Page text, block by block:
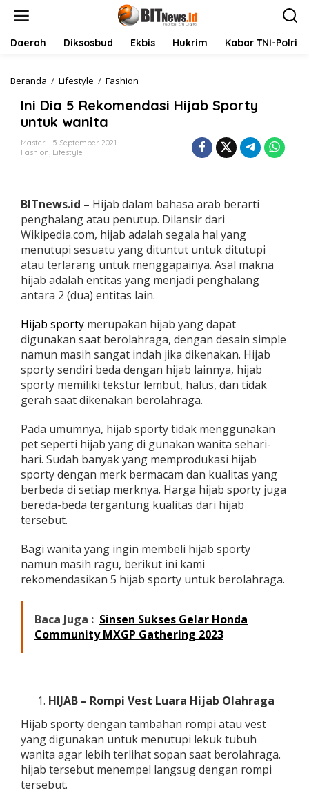
Daerah Diksosbud Ekbis Hukrim Kabar TNI-Polri
Beranda / Lifestyle / Fashion
i
o
m
e
n
d
a
s
i
j
a
b
S
p
r
y
u
t
u
k
w
a
a
Ini Dia 5 Rekomendasi Hijab Sporty
untuk wanita
Master
5 September 2021
Fashion, Lifestyle
BITnews.id – Hijab dalam bahasa arab berarti
penghalang atau penutup. Dilansir dari
Wikipedia.com, hijab adalah segala hal yang
menutupi sesuatu yang dituntut untuk ditutupi
atau terlarang untuk menggapainya. Asal makna
hijab adalah entitas yang menjadi penghalang
antara 2 (dua) entitas lain.
Hijab sporty merupakan hijab yang dapat
digunakan saat berolahraga, dengan desain simple
namun masih sangat indah jika dikenakan. Hijab
sporty sendiri beda dengan hijab lainnya, hijab
sporty memiliki tekstur lembut, halus, dan tidak
gerah saat dikenakan berolahraga.
Pada umumnya, hijab sporty tidak menggunakan
pet seperti hijab yang di gunakan wanita sehari-
hari. Sudah banyak yang memprodukasi hijab
sporty dengan merk bermacam dan kualitas yang
berbeda di setiap merknya. Harga hijab sporty juga
bereda-beda tergantung kualitas dari hijab
tersebut.
Bagi wanita yang ingin membeli hijab sporty
namun masih ragu, berikut ini kami
rekomendasikan 5 hijab sporty untuk berolahraga.
Baca Juga : Sinsen Sukses Gelar Honda
Community MXGP Gathering 2023
HIJAB – Rompi Vest Luara Hijab Olahraga
Hijab sporty dengan tambahan rompi atau vest
yang digunakan untuk menutupi lekuk tubuh
wanita agar lebih terlihat sopan saat berolahraga.
hijab tersebut menempel langsug dengan rompi
tersebut.